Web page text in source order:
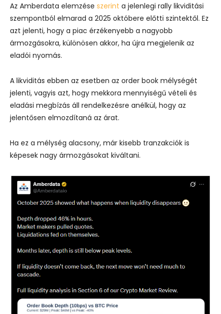
Az Amberdata elemzése szerint a jelenlegi rally likviditási
szempontból elmarad a 2025 októbere előtti szintektől. Ez
azt jelenti, hogy a piac érzékenyebb a nagyobb
ármozgásokra, különösen akkor, ha újra megjelenik az
eladói nyomás.
A likviditás ebben az esetben az order book mélységét
jelenti, vagyis azt, hogy mekkora mennyiségű vételi és
eladási megbízás áll rendelkezésre anélkül, hogy az
jelentősen elmozdítaná az árat.
Ha ez a mélység alacsony, már kisebb tranzakciók is
képesek nagy ármozgásokat kiváltani.